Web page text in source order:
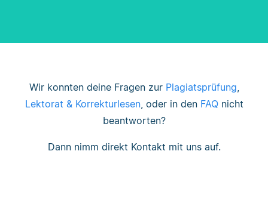
Wir konnten deine Fragen zur Plagiatsprüfung,
Lektorat & Korrekturlesen, oder in den FAQnicht
beantworten?
Dann nimm direkt Kontakt mit uns auf.